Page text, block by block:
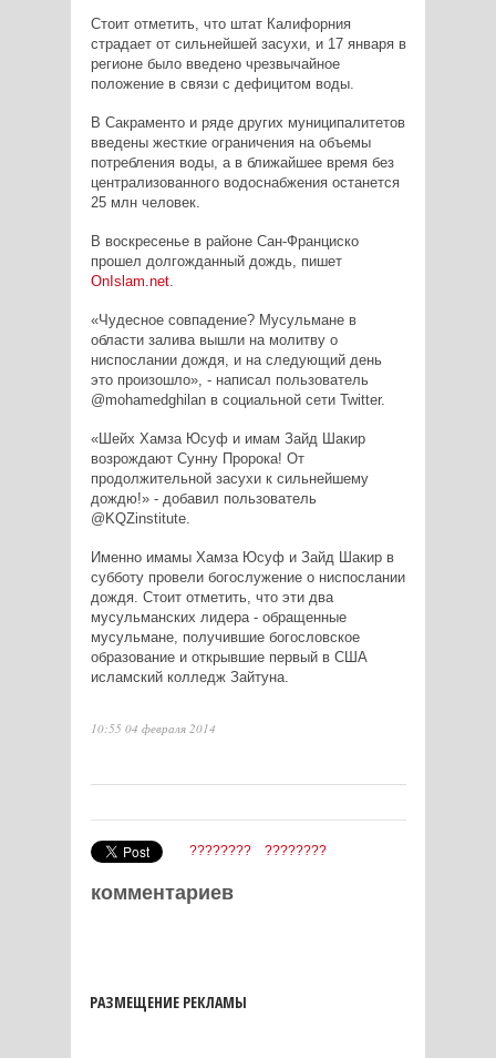
Стоит отметить, что штат Калифорния
страдает от сильнейшей засухи, и 17 января в
регионе было введено чрезвычайное
положение в связи с дефицитом воды.
В Сакраменто и ряде других муниципалитетов
введены жесткие ограничения на объемы
потребления воды, а в ближайшее время без
централизованного водоснабжения останется
25 млн человек.
В воскресенье в районе Сан-Франциско
прошел долгожданный дождь, пишет
OnIslam net.
«Чудесное совпадение? Мусульмане в
области залива вышли на молитву о
ниспослании дождя, и на следующий день
это произошло», - написал пользователь
@mohamedghilanв социальной сети Twitter.
«Шейх Хамза Юсуф и имам Зайд Шакир
возрождают Сунну Пророка! От
продолжительной засухи к сильнейшему
дождю!» - добавил пользователь
@KQZinstitute.
Именно имамы Хамза Юсуф и Зайд Шакир в
субботу провели богослужение о ниспослании
дождя. Стоит отметить, что эти два
мусульманских лидера - обращенные
мусульмане, получившие богословское
образование и открывшие первый в США
исламский колледж Зайтуна.
10:55 04 февраля 2014
???????? ????????
комментариев
РАЗМЕЩЕНИЕ РЕКЛАМЫ